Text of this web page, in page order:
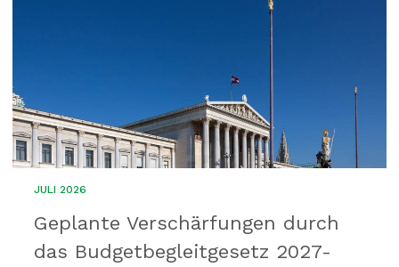
JULI 2026
Geplante Verschärfungen durch
das Budgetbegleitgesetz 2027-